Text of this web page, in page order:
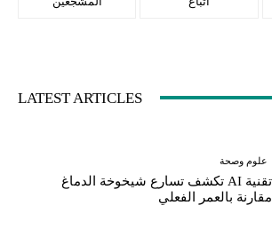
LATEST ARTICLES
علوم وصحة
تقنية AI تكشف تسارع شيخوخة الدماغ
مقارنة بالعمر الفعلي